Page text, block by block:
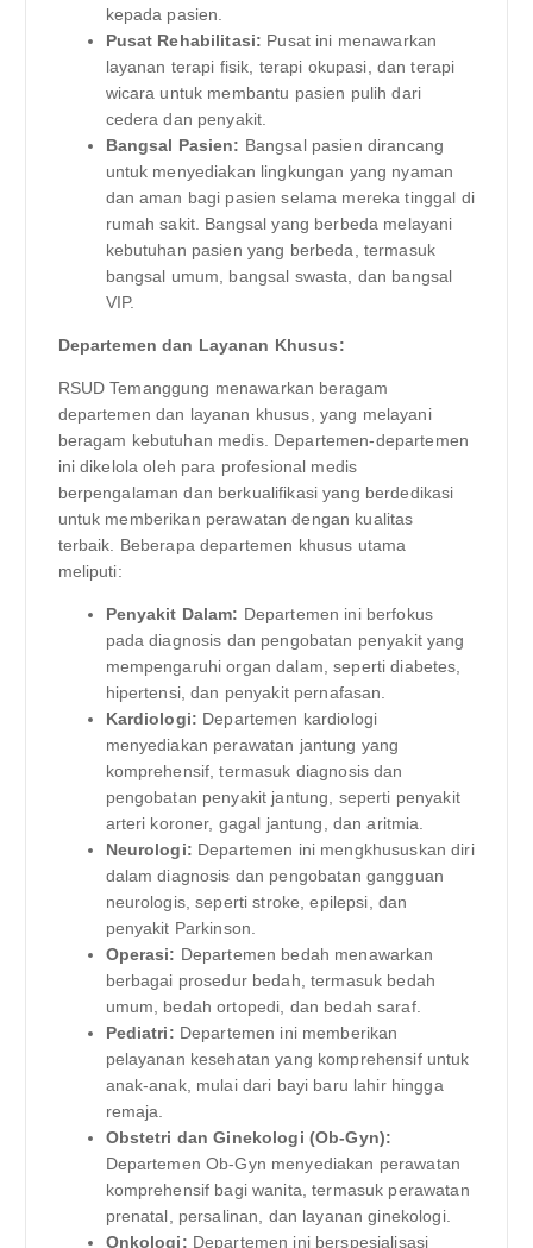
kepada pasien.
Pusat Rehabilitasi: Pusat ini menawarkan
layanan terapi fisik, terapi okupasi, dan terapi
wicara untuk membantu pasien pulih dari
cedera dan penyakit.
Bangsal Pasien: Bangsal pasien dirancang
untuk menyediakan lingkungan yang nyaman
dan aman bagi pasien selama mereka tinggal di
rumah sakit. Bangsal yang berbeda melayani
kebutuhan pasien yang berbeda, termasuk
bangsal umum, bangsal swasta, dan bangsal
VIP.
Departemen dan Layanan Khusus:
RSUD Temanggung menawarkan beragam
departemen dan layanan khusus, yang melayani
beragam kebutuhan medis. Departemen-departemen
ini dikelola oleh para profesional medis
berpengalaman dan berkualifikasi yang berdedikasi
untuk memberikan perawatan dengan kualitas
terbaik. Beberapa departemen khusus utama
meliputi:
Penyakit Dalam: Departemen ini berfokus
pada diagnosis dan pengobatan penyakit yang
mempengaruhi organ dalam, seperti diabetes,
hipertensi, dan penyakit pernafasan.
Kardiologi: Departemen kardiologi
menyediakan perawatan jantung yang
komprehensif, termasuk diagnosis dan
pengobatan penyakit jantung, seperti penyakit
arteri koroner, gagal jantung, dan aritmia.
Neurologi: Departemen ini mengkhususkan diri
dalam diagnosis dan pengobatan gangguan
neurologis, seperti stroke, epilepsi, dan
penyakit Parkinson.
Operasi: Departemen bedah menawarkan
berbagai prosedur bedah, termasuk bedah
umum, bedah ortopedi, dan bedah saraf.
Pediatri: Departemen ini memberikan
pelayanan kesehatan yang komprehensif untuk
anak-anak, mulai dari bayi baru lahir hingga
remaja.
Obstetri dan Ginekologi (Ob-Gyn):
Departemen Ob-Gyn menyediakan perawatan
komprehensif bagi wanita, termasuk perawatan
prenatal, persalinan, dan layanan ginekologi.
Onkologi: Departemen ini berspesialisasi